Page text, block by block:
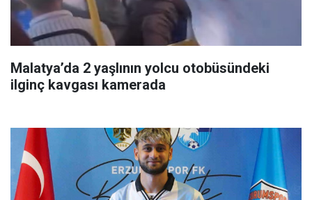
Malatya’da 2 yaşlının yolcu otobüsündeki
ilginç kavgası kamerada